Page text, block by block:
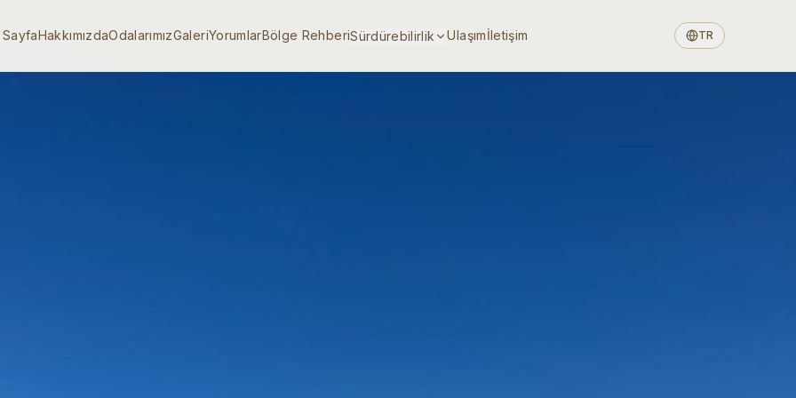
HakkımızdaOdalarımızGaleriYorumlarBölge RehberiSürdürebilirlik Ulaşımİletişim TR